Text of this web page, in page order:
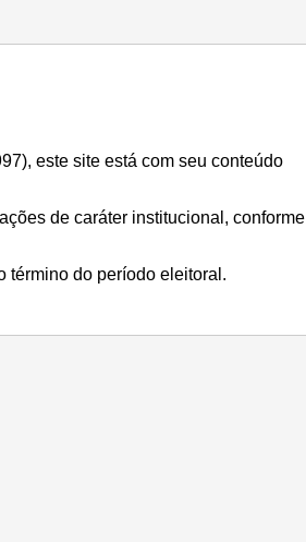
este site está com seu conteúdo
de caráter institucional, conforme
término do período eleitoral.